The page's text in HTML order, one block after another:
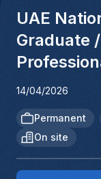
UAE
Graduate
14/04/2026
Permanent
On site